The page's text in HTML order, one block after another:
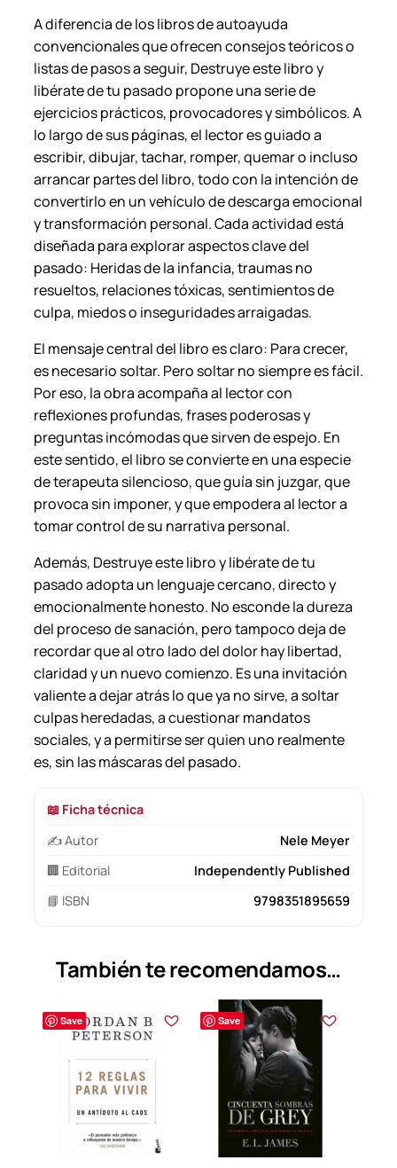
a
d
o
–
N
e
l
e
M
e
y
e
r
.
c
a
n
t
i
d
a
d
A diferencia de los libros de autoayuda
convencionales que ofrecen consejos teóricos o
listas de pasos a seguir, Destruye este libro y
libérate de tu pasado propone una serie de
ejercicios prácticos, provocadores y simbólicos. A
lo largo de sus páginas, el lector es guiado a
escribir, dibujar, tachar, romper, quemar o incluso
arrancar partes del libro, todo con la intención de
convertirlo en un vehículo de descarga emocional
y transformación personal. Cada actividad está
diseñada para explorar aspectos clave del
pasado: Heridas de la infancia, traumas no
resueltos, relaciones tóxicas, sentimientos de
culpa, miedos o inseguridades arraigadas.
El mensaje central del libro es claro: Para crecer,
es necesario soltar. Pero soltar no siempre es fácil.
Por eso, la obra acompaña al lector con
reflexiones profundas, frases poderosas y
preguntas incómodas que sirven de espejo. En
este sentido, el libro se convierte en una especie
de terapeuta silencioso, que guía sin juzgar, que
provoca sin imponer, y que empodera al lector a
tomar control de su narrativa personal.
Además, Destruye este libro y libérate de tu
pasadoadopta un lenguaje cercano, directo y
emocionalmente honesto. No esconde la dureza
del proceso de sanación, pero tampoco deja de
recordar que al otro lado del dolor hay libertad,
claridad y un nuevo comienzo. Es una invitación
valiente a dejar atrás lo que ya no sirve, a soltar
culpas heredadas, a cuestionar mandatos
sociales, y a permitirse ser quien uno realmente
es, sin las máscaras del pasado.
📖 Ficha técnica
✍️ Autor
Nele Meyer
🏢 Editorial
Independently Published
📘 ISBN
9798351895659
También te recomendamos…
Save Save